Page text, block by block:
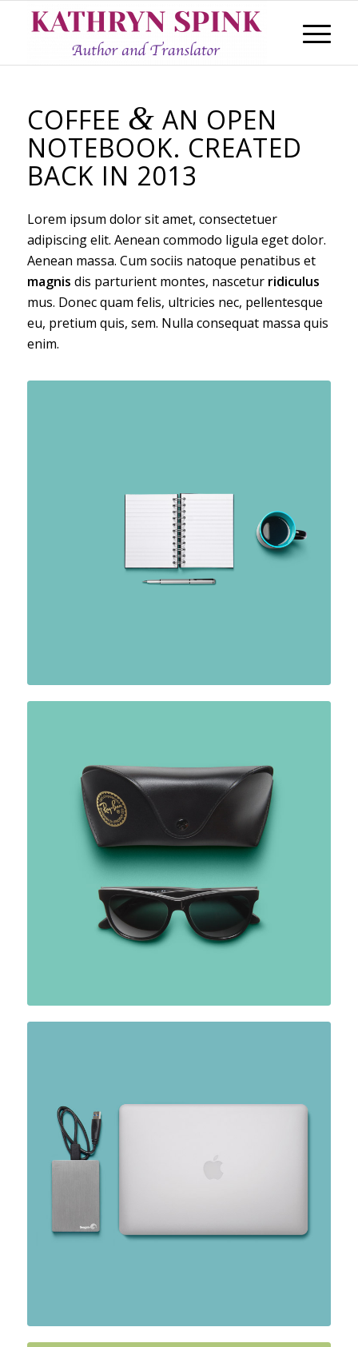
COFFEE & AN OPEN
NOTEBOOK. CREATED
BACK IN 2013
Lorem ipsum dolor sit amet, consectetuer
adipiscing elit. Aenean commodo ligula eget dolor.
Aenean massa. Cum sociis natoque penatibus et
magnis dis parturient montes, nascetur ridiculus
mus. Donec quam felis, ultricies nec, pellentesque
eu, pretium quis, sem. Nulla consequat massa quis
enim.